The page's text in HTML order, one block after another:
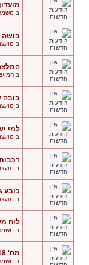
ב
בושה
ב
ב
בובה
ב
למי
ב
ב
כובע
ב
לוח
ב
מח' 18 - ירושלים בארנה, הוקדם לשישי (31.1) בשעה 13:30
ב